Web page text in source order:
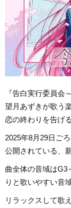
『告白実行委員会
望月あずきが歌う
恋の終わりを告げ
2025年8月29日ご
公開されている、
曲全体の音域はG3
りと歌いやすい音
リラックスして歌